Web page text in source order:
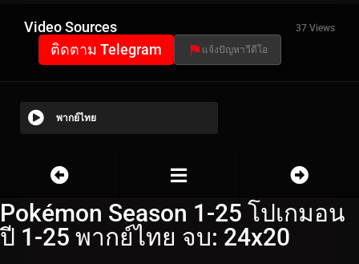
Video Sources 37 Views
ติดตาม Telegram แจ้งปัญหาวีดีโอ
พากย์ไทย
Pokémon Season 1-25 โปเกมอน
ปี 1-25 พากย์ไทย จบ: 24x20